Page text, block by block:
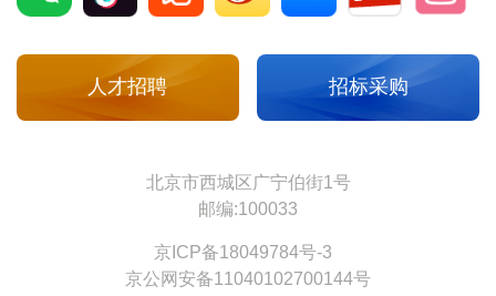
人才招聘 招标采购
北京市西城区广宁伯街1号
邮编:100033
京ICP备18049784号-3
京公网安备11040102700144号